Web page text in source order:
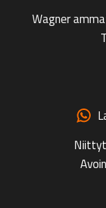
Wagner